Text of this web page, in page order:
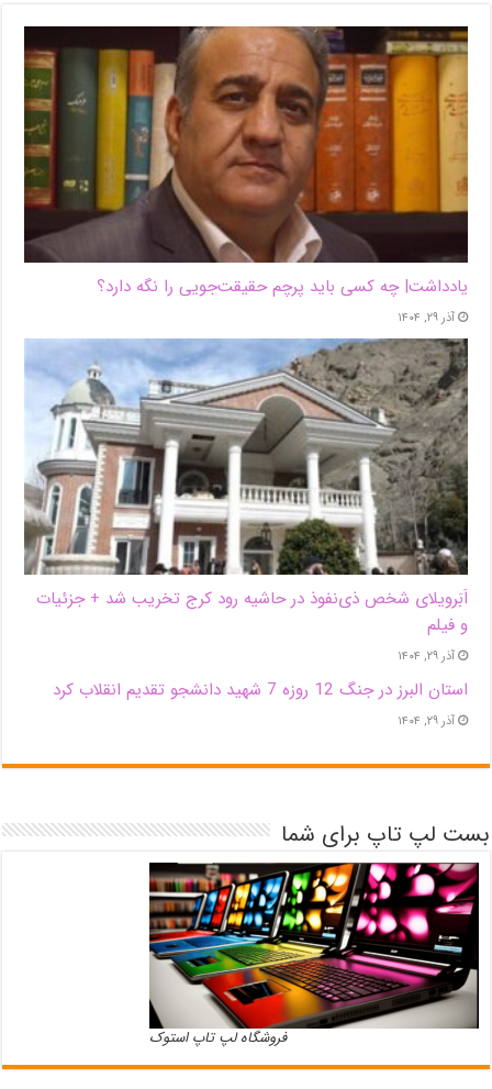
یادداشت| ‌چه کسی باید پرچم حقیقت‌جویی را نگه دارد؟
آذر ۲۹, ۱۴۰۴
اَبَر‌ویلای شخص ذی‌نفوذ در حاشیه‌ رود کرج تخریب شد + جزئیات
و فیلم
آذر ۲۹, ۱۴۰۴
استان البرز در جنگ 12 روزه 7 شهید دانشجو تقدیم انقلاب کرد
آذر ۲۹, ۱۴۰۴
بست لپ تاپ برای شما
فروشگاه لپ تاپ استوک